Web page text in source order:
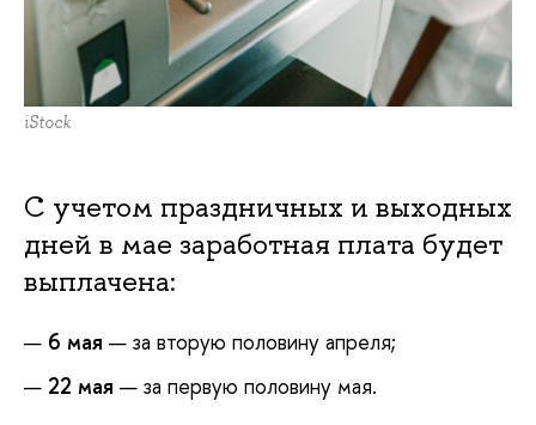
iStock
С учетом праздничных и выходных
дней в мае заработная плата будет
выплачена:
6 мая — за вторую половину апреля;
22 мая — за первую половину мая.